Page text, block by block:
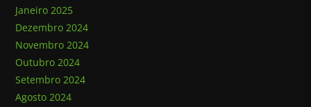
Janeiro 2025
Dezembro 2024
Novembro 2024
Outubro 2024
Setembro 2024
Agosto 2024